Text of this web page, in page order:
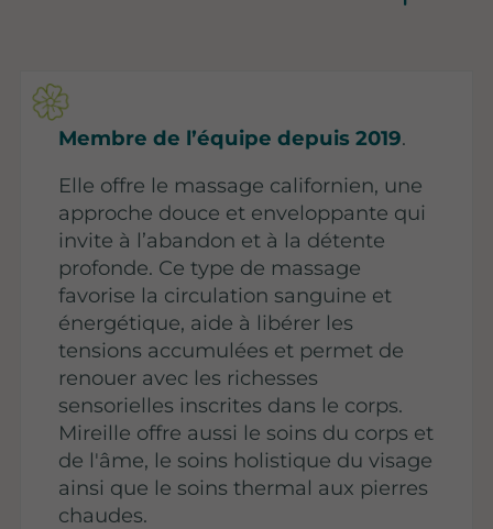
Membre de l’équipe depuis 2019.
Elle offre le massage californien, une
approche douce et enveloppante qui
invite à l’abandon et à la détente
profonde. Ce type de massage
favorise la circulation sanguine et
énergétique, aide à libérer les
tensions accumulées et permet de
renouer avec les richesses
sensorielles inscrites dans le corps.
Mireille offre aussi le soins du corps et
de l'âme, le soins holistique du visage
ainsi que le soins thermal aux pierres
chaudes.